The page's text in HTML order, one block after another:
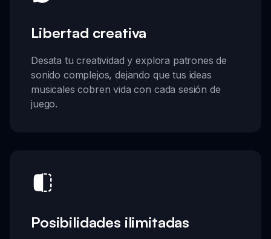
Libertad creativa
Desata tu creatividad y explora patrones de
sonido complejos, dejando que tus ideas
musicales cobren vida con cada sesión de
juego.
Posibilidades ilimitadas